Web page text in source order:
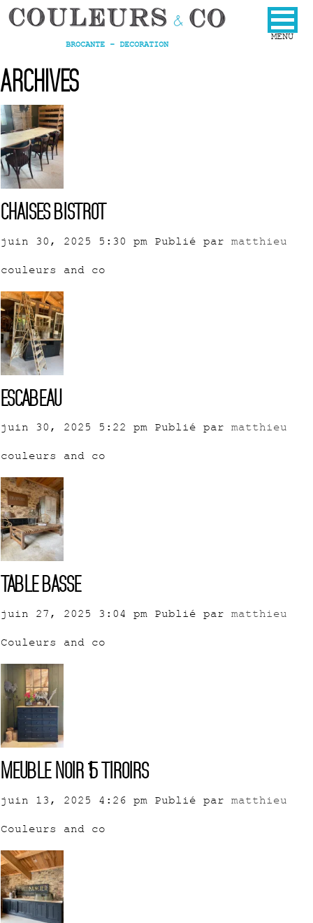
BROCANTE - DECORATION
Archives
Chaises bistrot
juin 30, 2025 5:30 pm Publié par matthieu
couleurs and co
Escabeau
juin 30, 2025 5:22 pm Publié par matthieu
couleurs and co
Table basse
juin 27, 2025 3:04 pm Publié par matthieu
Couleurs and co
Meuble noir 15 tiroirs
juin 13, 2025 4:26 pm Publié par matthieu
Couleurs and co